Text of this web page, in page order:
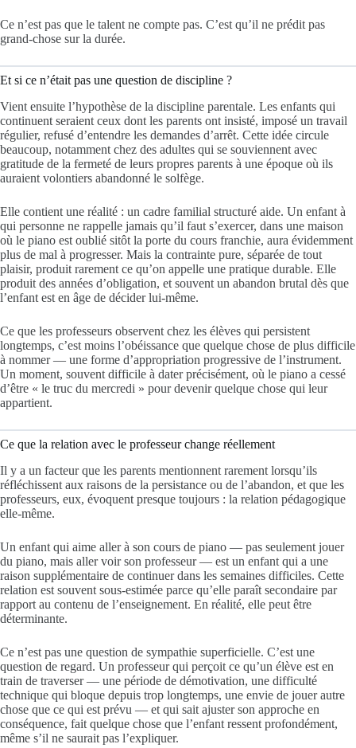
Ce n’est pas que le talent ne compte pas. C’est qu’il ne prédit pas
grand-chose sur la durée.
Et si ce n’était pas une question de discipline ?
Vient ensuite l’hypothèse de la discipline parentale. Les enfants qui
continuent seraient ceux dont les parents ont insisté, imposé un travail
régulier, refusé d’entendre les demandes d’arrêt. Cette idée circule
beaucoup, notamment chez des adultes qui se souviennent avec
gratitude de la fermeté de leurs propres parents à une époque où ils
auraient volontiers abandonné le solfège.
Elle contient une réalité : un cadre familial structuré aide. Un enfant à
qui personne ne rappelle jamais qu’il faut s’exercer, dans une maison
où le piano est oublié sitôt la porte du cours franchie, aura évidemment
plus de mal à progresser. Mais la contrainte pure, séparée de tout
plaisir, produit rarement ce qu’on appelle une pratique durable. Elle
produit des années d’obligation, et souvent un abandon brutal dès que
l’enfant est en âge de décider lui-même.
Ce que les professeurs observent chez les élèves qui persistent
longtemps, c’est moins l’obéissance que quelque chose de plus difficile
à nommer — une forme d’appropriation progressive de l’instrument.
Un moment, souvent difficile à dater précisément, où le piano a cessé
d’être « le truc du mercredi » pour devenir quelque chose qui leur
appartient.
Ce que la relation avec le professeur change réellement
Il y a un facteur que les parents mentionnent rarement lorsqu’ils
réfléchissent aux raisons de la persistance ou de l’abandon, et que les
professeurs, eux, évoquent presque toujours : la relation pédagogique
elle-même.
Un enfant qui aime aller à son cours de piano — pas seulement jouer
du piano, mais aller voir son professeur — est un enfant qui a une
raison supplémentaire de continuer dans les semaines difficiles. Cette
relation est souvent sous-estimée parce qu’elle paraît secondaire par
rapport au contenu de l’enseignement. En réalité, elle peut être
déterminante.
Ce n’est pas une question de sympathie superficielle. C’est une
question de regard. Un professeur qui perçoit ce qu’un élève est en
train de traverser — une période de démotivation, une difficulté
technique qui bloque depuis trop longtemps, une envie de jouer autre
chose que ce qui est prévu — et qui sait ajuster son approche en
conséquence, fait quelque chose que l’enfant ressent profondément,
même s’il ne saurait pas l’expliquer.